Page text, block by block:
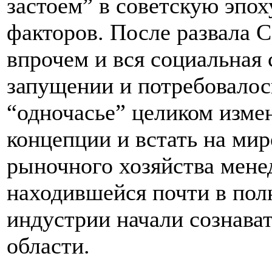
застоем” в советскую
факторов. После развала
впрочем и вся
запущении и
“одночасье” целиком
концепции и встать на
рыночного хозяйства
находившейся почти в
индустрии начали
области.